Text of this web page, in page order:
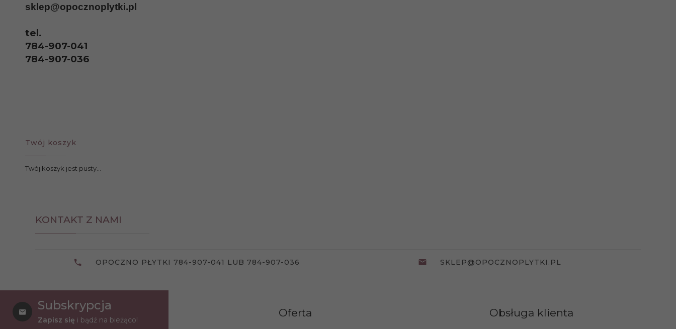
sklep@opocznoplytki.pl
tel.
784-907-041
784-907-036
Twój koszyk
Twój koszyk jest pusty...
KONTAKT Z NAMI
OPOCZNO PŁYTKI 784-907-041 LUB 784-907-036 SKLEP@OPOCZNOPLYTKI.PL
Subskrypcja
Zapisz się i bądź na bieżąco!
Oferta Obsługa klienta